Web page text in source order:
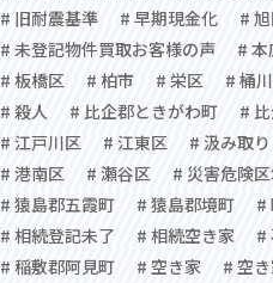
# 旧耐震基準
# 早期現金化 #
# 未登記物件買取お客様の声
# 本
# 板橋区
# 柏市 # 栄区 # 桶
# 殺人
# 比企郡ときがわ町 #
# 江戸川区
# 江東区 # 汲み取り
# 港南区
# 瀬谷区 # 災害危険
# 猿島郡五霞町
# 猿島郡境町 #
# 相続登記未了
# 相続空き家 #
# 稲敷郡阿見町
# 空き家 # 空